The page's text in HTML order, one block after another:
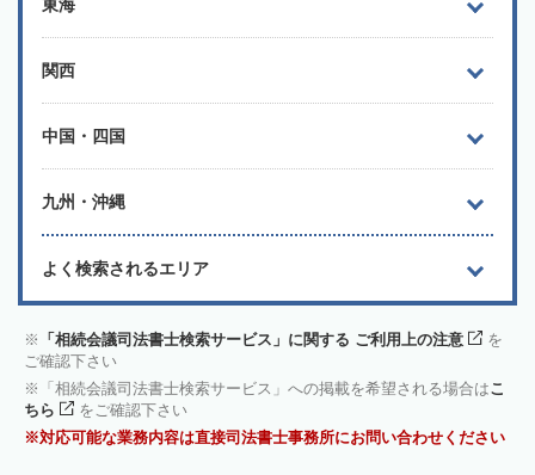
東海
関西
中国・四国
九州・沖縄
よく検索されるエリア
「相続会議司法書士検索サービス」に関する ご利用上の注意
を
ご確認下さい
「相続会議司法書士検索サービス」への掲載を希望される場合はこ
ちら
をご確認下さい
対応可能な業務内容は直接司法書士事務所にお問い合わせください